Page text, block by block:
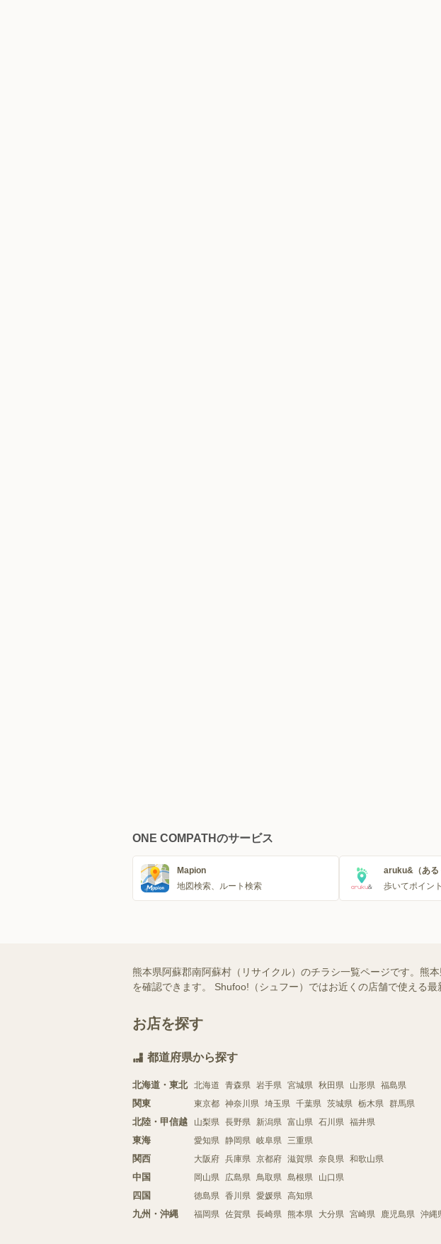
ONE COMPATHのサービス
Mapion
地図検索、ルート検索
aruku&（ある
歩いてポイン
熊本県阿蘇郡南阿蘇村（リサイクル）のチラシ一覧ページです。熊
を確認できます。 Shufoo!（シュフー）ではお近くの店舗で使える
お店を探す
都道府県から探す
北海道・東北 北海道 青森県 岩手県 宮城県 秋田県 山形県 福島県
関東 東京都 神奈川県 埼玉県 千葉県 茨城県 栃木県 群馬県
北陸・甲信越 山梨県 長野県 新潟県 富山県 石川県 福井県
東海 愛知県 静岡県 岐阜県 三重県
関西 大阪府 兵庫県 京都府 滋賀県 奈良県 和歌山県
中国 岡山県 広島県 鳥取県 島根県 山口県
四国 徳島県 香川県 愛媛県 高知県
九州・沖縄 福岡県 佐賀県 長崎県 熊本県 大分県 宮崎県 鹿児島県 沖縄